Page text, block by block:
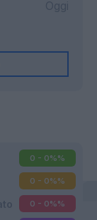
0 - 0%%
0 - 0%%
0 - 0%%